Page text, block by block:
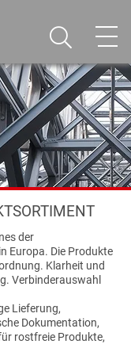
der
Europa. Die Produkte
Klarheit und
Verbinderauswahl
Lieferung,
Dokumentation,
rostfreie Produkte,